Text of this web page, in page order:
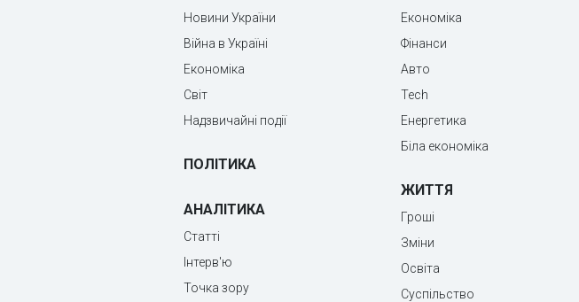
Новини України
Війна в Україні
Економіка
Світ
Надзвичайні події
ПОЛІТИКА
АНАЛІТИКА
Статті
Інтерв'ю
Точка зору
Економіка
Фінанси
Авто
Tech
Енергетика
Біла економіка
ЖИТТЯ
Гроші
Зміни
Освіта
Суспільство